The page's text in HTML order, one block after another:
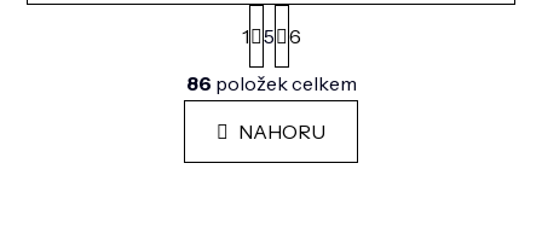
O
v
l
á
S
t
á
n
o
v
1 5
6
86 položek celkem
NAHORU